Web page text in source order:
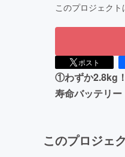
このプロジェクト
ポスト
①わずか2.8kg
寿命バッテリー
このプロジェ